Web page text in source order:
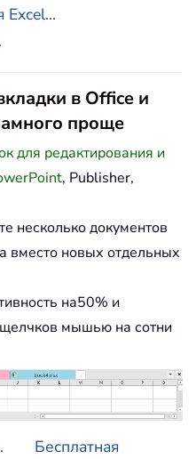
в Office и
проще
для редактирования и
, Publisher,
несколько документов
вместо новых отдельных
на50% и
мышью на сотни
Бесплатная